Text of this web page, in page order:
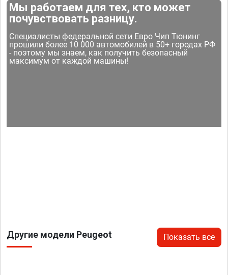
Мы работаем для тех, кто может
почувствовать разницу.
Специалисты федеральной сети Евро Чип Тюнинг
прошили более 10 000 автомобилей в 50+ городах РФ
- поэтому мы знаем, как получить безопасный
максимум от каждой машины!
Другие модели Peugeot Показать все